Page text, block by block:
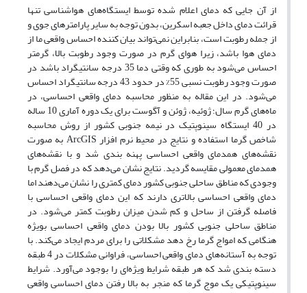
از آن جایی که دمای اعلام شده توسط ایستگاه‌های هواشناسی تنها
قرائت دمای داخل جعبه اسکرین، بدون توجه به سایر پارامترهای جوی و
از جمله رطوبت است، بنابراین نمی‌تواند بیان کننده احساس واقعی ما از
دمای هوا باشد، زیرا هوای گرم در صورت وجود رطوبت بالا، گرمتر
احساس می‌شود به طوری که وقتی دما 35 درجه سانتیگراد باشد در
صورت وجود رطوبت نسبی 55% در حدود 43 درجه سانتیگراد احساس
می‌شود. در این مقاله به منظور محاسبه دمای واقعی احساسی، در
ماه‌های گرم سال؛ ژوئیه، ژوئن و آگوست برای یک دوره آماری 10 ساله
در 40 ایستگاه سینوپتیک در نیمه جنوبی کشور از روش محاسبه
شاخص گرما استفاده و نتایج در محیط نرم افزار ArcGIS به صورت
نقشه‌های همدمای واقعی احساسی پهنه بندی شد و با نقشه‌های
همدمای معمولی مقایسه گردید. نتایج نشان می‌دهد که در فصل گرم با
وجودی که مناطق ساحلی جنوبی کشور دمای کمتری را نشان می‌دهند اما
دمای واقعی احساسی بالاتری دارند که این دمای واقعی احساسی با
فاصله گرفتن از ساحل و کم شدن میزان رطوبت کمتر می‌شود. در
مناطق ساحلی جنوبی کشور بالا بودن دمای واقعی احساسی بویژه
هنگامی ‌که امواج گرما رخ دهد مشکلاتی را برای مردم ایجاد می‌کند. با
توجه به آستانه‌های دمای واقعی احساسی، فراوانی مشکلات در 4 طبقه
دسته بندی شد که هر طبقه شرایط ویژه‌ای را بوجود می‌آورد. شرایط
سینوپتیکی یک موج گرما که منجر به بالا رفتن دمای احساسی واقعی